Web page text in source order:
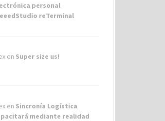
personal
reTerminal
en Super size us!
en Sincronía Logística
mediante realidad